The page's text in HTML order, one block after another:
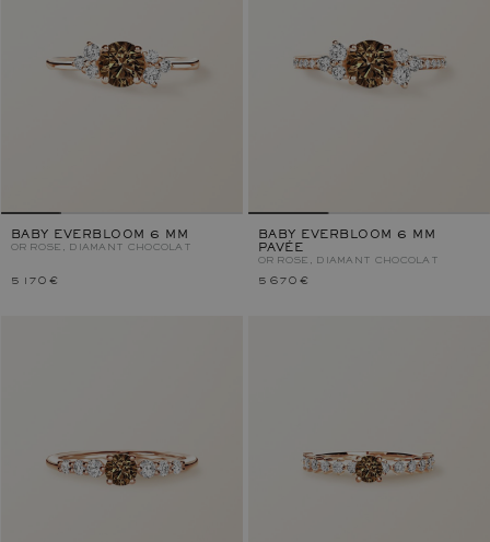
BABY EVERBLOOM 6 MM
OR ROSE, DIAMANT CHOCOLAT
5 170 €
BABY EVERBLOOM 6 MM
PAVÉE
OR ROSE, DIAMANT CHOCOLAT
5 670 €